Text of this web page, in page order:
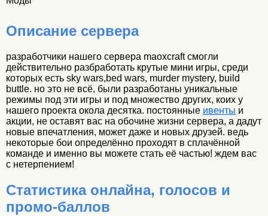
Описание сервера
разработчики нашего сервера maoxcraft смогли
действительно разбработать крутые мини игры, среди
которых есть sky wars,bed wars, murder mystery, build
buttle. но это не всё, были разработаны уникальные
режимы под эти игры и под множество других, коих у
нашего проекта окола десятка. постоянные ивенты и
акции, не оставят вас на обочине жизни сервера, а дадут
новые впечатления, может даже и новых друзей. ведь
некоторые бои определённо проходят в сплачённой
команде и именно вы можете стать её частью! ждем вас
с нетерпением!
Статистика онлайна, голосов и
промо-баллов